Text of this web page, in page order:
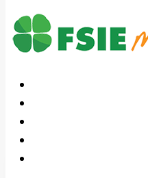
Saltar al contenido principal